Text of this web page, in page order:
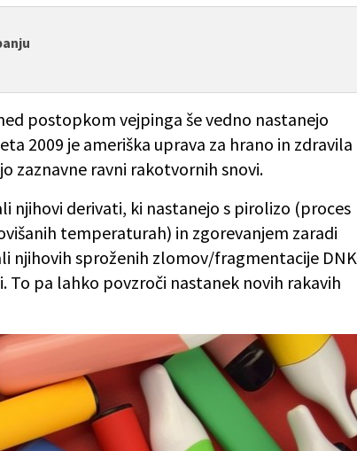
postopkom vejpinga še vedno nastanejo
2009 je ameriška uprava za hrano in zdravila
zaznavne ravni rakotvornih snovi.
njihovi derivati, ki nastanejo s pirolizo (proces
temperaturah) in zgorevanjem zaradi
njihovih sproženih zlomov/fragmentacije DNK
To pa lahko povzroči nastanek novih rakavih